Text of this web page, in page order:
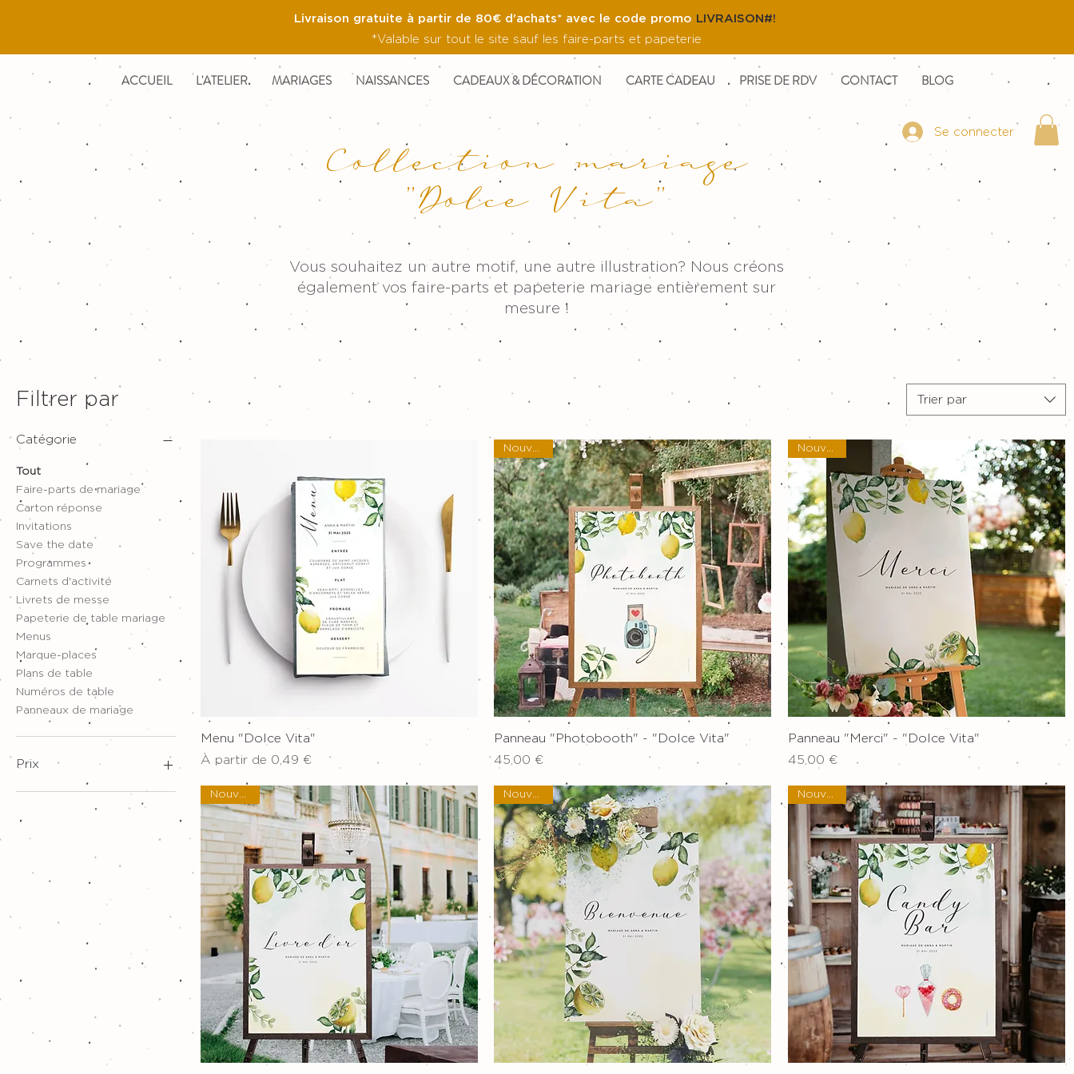
Se connecter
Livraison gratuite à partir de 80€ d'achats* avec le code promo LIVRAISON#!
*Valable sur tout le site sauf les faire-parts et papeterie
ACCUEIL L'ATELIER MARIAGES NAISSANCES CADEAUX & DÉCORATION CARTE CADEAU PRISE DE RDV CONTACT BLOG
Collection mariage
"Dolce Vita"
Vous souhaitez un autre motif, une autre illustration? Nous créons
également vos faire-parts et papeterie mariage entièrement sur
mesure !
Filtrer par
Catégorie
Tout
Faire-parts de mariage
Carton réponse
Invitations
Save the date
Programmes
Carnets d'activité
Livrets de messe
Papeterie de table mariage
Menus
Marque-places
Plans de table
Numéros de table
Panneaux de mariage
Prix
Trier par
Aperçu rapide
Menu "Dolce Vita"
À partir de 0,49 €
Prix promotionnel
Aperçu rapide
Nouveau !
Panneau "Photobooth" - "Dolce Vita"
Prix
45,00 €
Aperçu rapide
Nouveau !
Panneau "Merci" - "Dolce Vita"
Prix
45,00 €
Nouveau ! Nouveau ! Nouveau !